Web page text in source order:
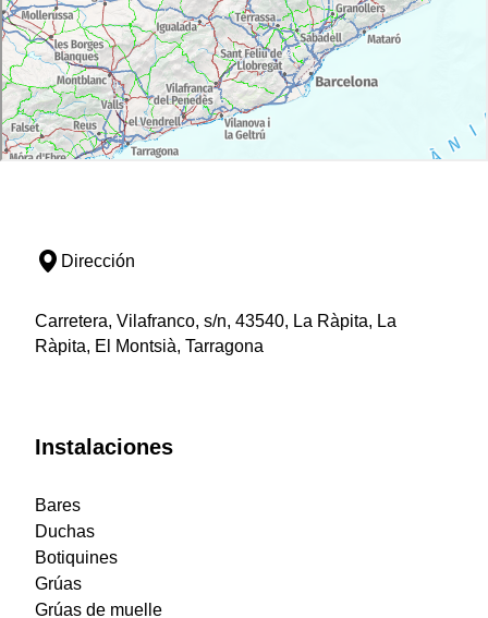
Dirección
Carretera, Vilafranco, s/n, 43540, La Ràpita, La
Ràpita, El Montsià, Tarragona
Instalaciones
Bares
Duchas
Botiquines
Grúas
Grúas de muelle